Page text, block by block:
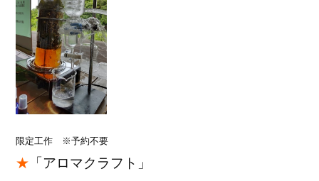
限定工作 ※予約不要
★ 「アロマクラフト」